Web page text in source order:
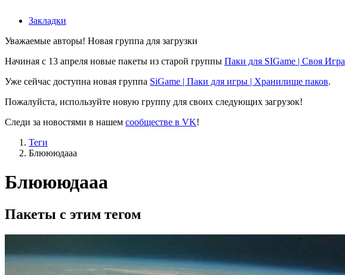
Закладки
Уважаемые авторы! Новая группа для загрузки
Начиная с 13 апреля новые пакеты из старой группы Паки для SIGame | Своя Игра
Уже сейчас доступна новая группа SiGame | Паки для игры | Хранилище паков.
Пожалуйста, используйте новую группу для своих следующих загрузок!
Следи за новостями в нашем сообществе в VK!
Теги
Блюююдааа
Блюююдааа
Пакеты с этим тегом